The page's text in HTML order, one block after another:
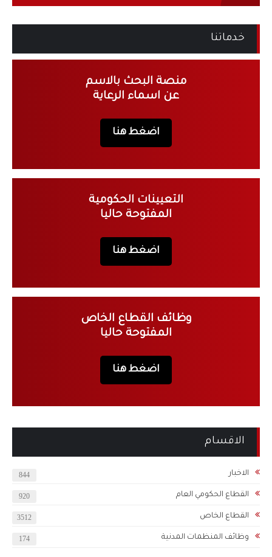
خدماتنا
منصة البحث بالاسم
عن اسماء الرعاية
اضغط هنا
التعيينات الحكومية
المفتوحة حاليا
اضغط هنا
وظائف القطاع الخاص
المفتوحة حاليا
اضغط هنا
الاقسام
الاخبار 844
القطاع الحكومي العام 920
القطاع الخاص 3512
وظائف المنظمات المدنية 174